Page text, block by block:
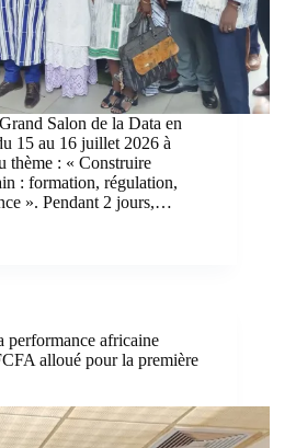
Salon de la Data en
15 au 16 juillet 2026 à
thème : « Construire
: formation, régulation,
». Pendant 2 jours,…
performance africaine
alloué pour la première